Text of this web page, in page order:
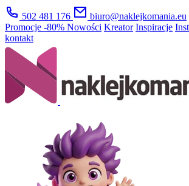
502 481 176
biuro@naklejkomania.eu
Promocje -80% Nowości Kreator Inspiracje
kontakt